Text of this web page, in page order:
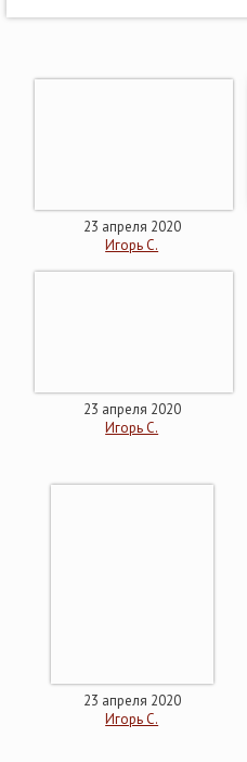
23 апреля 2020
Игорь С.
23 апреля 2020
Игорь С.
23 апреля 2020
Игорь С.